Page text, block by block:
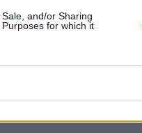
and/or Sharing
for which it